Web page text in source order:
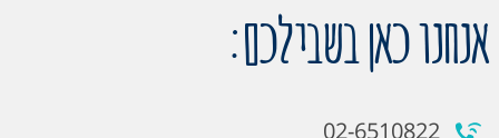
אנחנו כאן בשבילכם:
02-6510822